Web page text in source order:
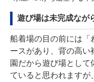
遊び場は未完成なが
船着場の目の前には「
ースがあり、背の高い
園だから遊び場とし
ていると思われますが